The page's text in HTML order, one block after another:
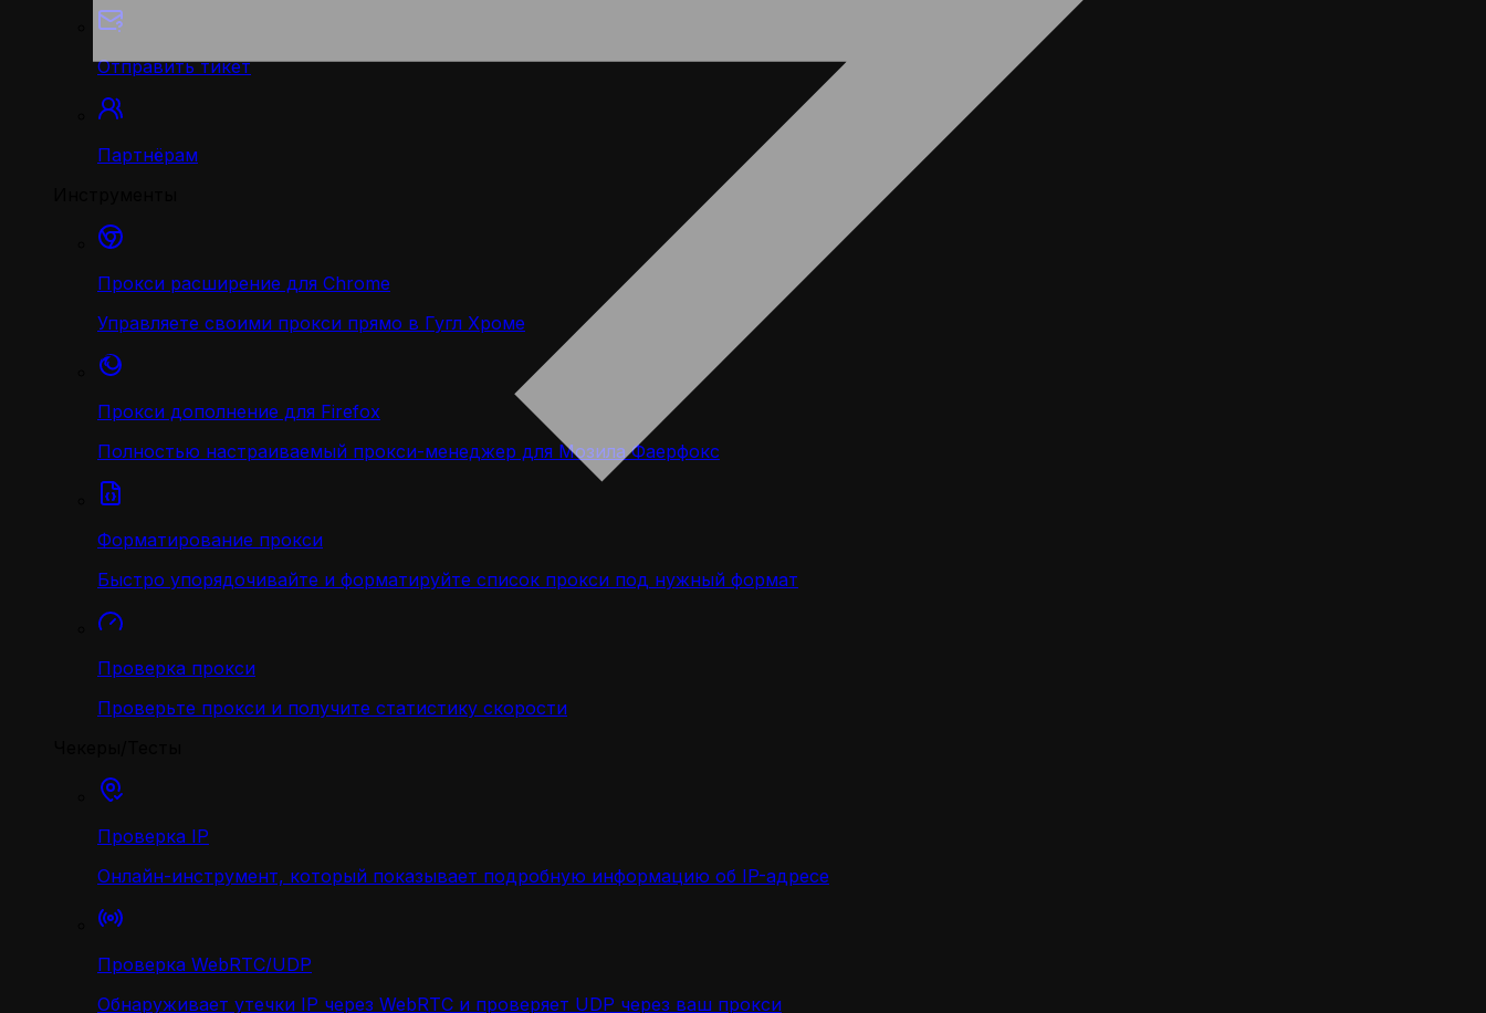
Отправить тикет
Партнёрам
Прокси расширение для Chrome
Управляете своими прокси прямо в Гугл Хроме
Прокси дополнение для Firefox
Полностью настраиваемый прокси-менеджер для Мозила Фаерфокс
Форматирование прокси
Быстро упорядочивайте и форматируйте список прокси под нужный формат
Проверка прокси
Проверьте прокси и получите статистику скорости
Проверка IP
Онлайн-инструмент, который показывает подробную информацию об IP-адресе
Проверка WebRTC/UDP
Обнаруживает утечки IP через WebRTC и проверяет UDP через ваш прокси